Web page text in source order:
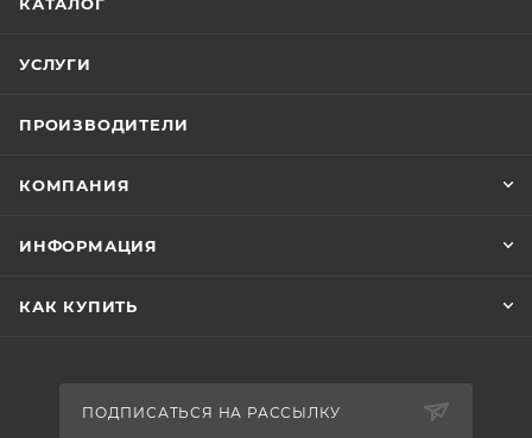
УСЛУГИ
ПРОИЗВОДИТЕЛИ
КОМПАНИЯ
ИНФОРМАЦИЯ
КАК КУПИТЬ
ПОДПИСАТЬСЯ НА РАССЫЛКУ